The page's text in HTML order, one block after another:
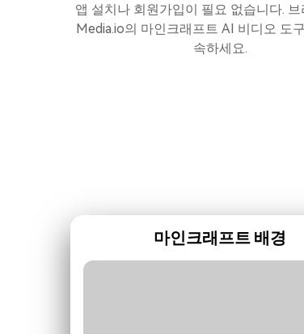
앱 설치나 회원가입이 필요 없습니다.
Media.io의 마인크래프트 AI 비디오 도
속하세요.
마인크래프트 배경